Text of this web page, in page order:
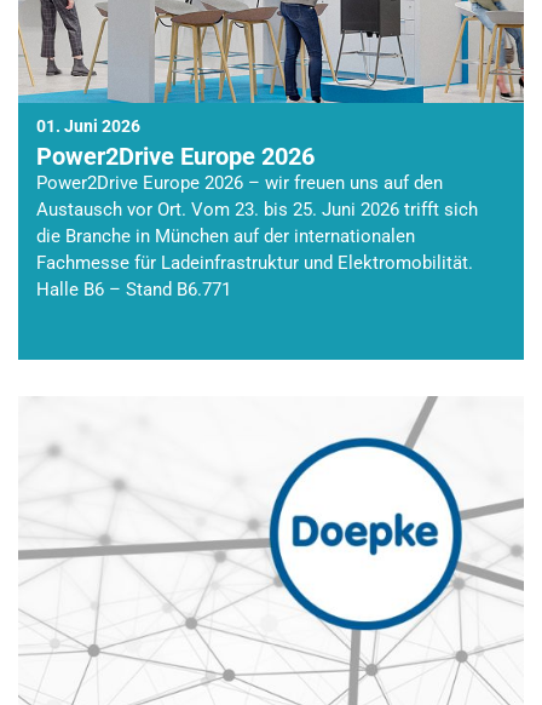
01. Juni 2026
Power2Drive Europe 2026
Power2Drive Europe 2026 – wir freuen uns auf den
Austausch vor Ort. Vom 23. bis 25. Juni 2026 trifft sich
die Branche in München auf der internationalen
Fachmesse für Ladeinfrastruktur und Elektromobilität.
Halle B6 – Stand B6.771